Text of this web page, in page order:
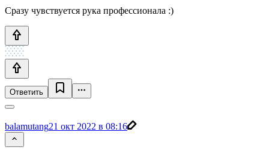
Сразу чувствуется рука профессионала :)
Ответить
balamutang21 окт 2022 в 08:16